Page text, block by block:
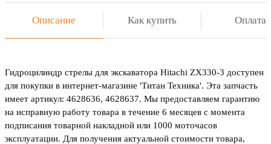
Описание Как купить Оплата
Гидроцилиндр стрелы для экскаватора Hitachi ZX330-3 доступен
для покупки в интернет-магазине 'Титан Техника'. Эта запчасть
имеет артикул: 4628636, 4628637. Мы предоставляем гарантию
на исправную работу товара в течение 6 месяцев с момента
подписания товарной накладной или 1000 моточасов
эксплуатации. Для получения актуальной стоимости товара,